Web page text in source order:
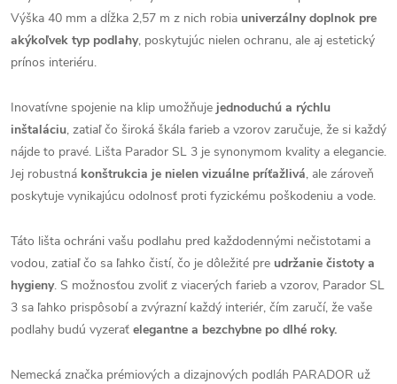
Výška 40 mm a dĺžka 2,57 m z nich robia univerzálny doplnok pre
akýkoľvek typ podlahy, poskytujúc nielen ochranu, ale aj estetický
prínos interiéru.
Inovatívne spojenie na klip umožňuje jednoduchú a rýchlu
inštaláciu, zatiaľ čo široká škála farieb a vzorov zaručuje, že si každý
nájde to pravé. Lišta Parador SL 3 je synonymom kvality a elegancie.
Jej robustná konštrukcia je nielen vizuálne príťažlivá, ale zároveň
poskytuje vynikajúcu odolnosť proti fyzickému poškodeniu a vode.
Táto lišta ochráni vašu podlahu pred každodennými nečistotami a
vodou, zatiaľ čo sa ľahko čistí, čo je dôležité pre udržanie čistoty a
hygieny. S možnosťou zvoliť z viacerých farieb a vzorov, Parador SL
3 sa ľahko prispôsobí a zvýrazní každý interiér, čím zaručí, že vaše
podlahy budú vyzerať elegantne a bezchybne po dlhé roky.
Nemecká značka prémiových a dizajnových podláh PARADOR už